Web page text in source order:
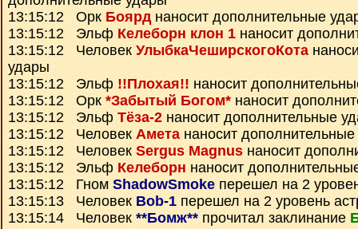
13:15:12 Орк Боярднаносит дополнительные
13:15:12 Эльф Келеборн клон 1 наносит
13:15:12 Человек УлыбкаЧеширскогоКота
удары
13:15:12 Эльф !!Плохая!! наносит
13:15:12 Орк *Забытый Богом* наносит
13:15:12 Эльф Тёза-2 наносит дополнительные
13:15:12 Человек Аметананосит
13:15:12 Человек Sergus Magnus наносит
13:15:12 Эльф Келеборн наносит
13:15:12 Гном ShadowSmoke перешел на 2
13:15:13 Человек Bob-1 перешел на 2 уровень
13:15:14 Человек **Бомж** прочитал заклинание